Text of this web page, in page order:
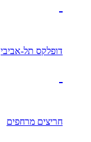
דופלקס תל-אביבי
חריצים מרחפים